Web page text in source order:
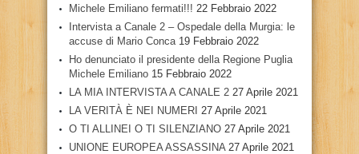
Michele Emiliano fermati!!! 22 Febbraio 2022
Intervista a Canale 2 – Ospedale della Murgia: le
accuse di Mario Conca 19 Febbraio 2022
Ho denunciato il presidente della Regione Puglia
Michele Emiliano 15 Febbraio 2022
LA MIA INTERVISTA A CANALE 2 27 Aprile 2021
LA VERITÀ È NEI NUMERI 27 Aprile 2021
O TI ALLINEI O TI SILENZIANO 27 Aprile 2021
UNIONE EUROPEA ASSASSINA 27 Aprile 2021